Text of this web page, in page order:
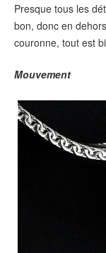
Presque tous les
bon, donc en
couronne, tout est
Mouvement